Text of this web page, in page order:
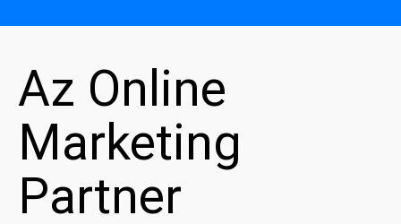
Az Online
Marketing
Partner